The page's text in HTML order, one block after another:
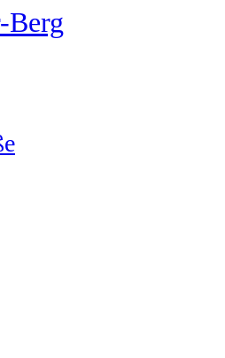
Berg